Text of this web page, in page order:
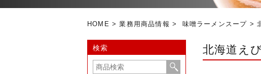
HOME >業務用商品情報 > 味噌ラーメンスープ >
北海道え
検索